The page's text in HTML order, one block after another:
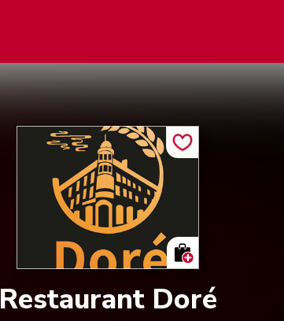
Restaurant Doré